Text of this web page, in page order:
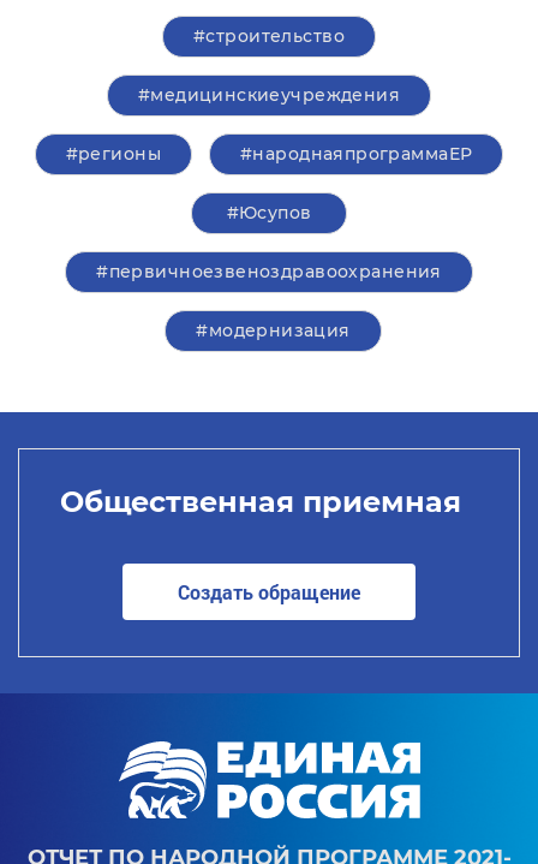
#строительство
#медицинскиеучреждения
#регионы #народнаяпрограммаЕР
#Юсупов
#первичноезвеноздравоохранения
#модернизация
Общественная приемная
Создать обращение
ОТЧЕТ ПО НАРОДНОЙ ПРОГРАММЕ 2021-